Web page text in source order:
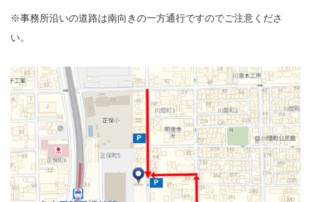
※事務所沿いの道路は南向きの一方通行ですのでご注意くださ
い。